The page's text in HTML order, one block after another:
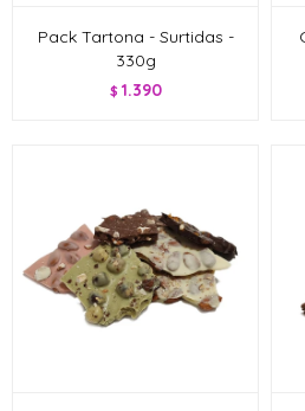
Pack Tartona - Surtidas -
330g
$ 1.390